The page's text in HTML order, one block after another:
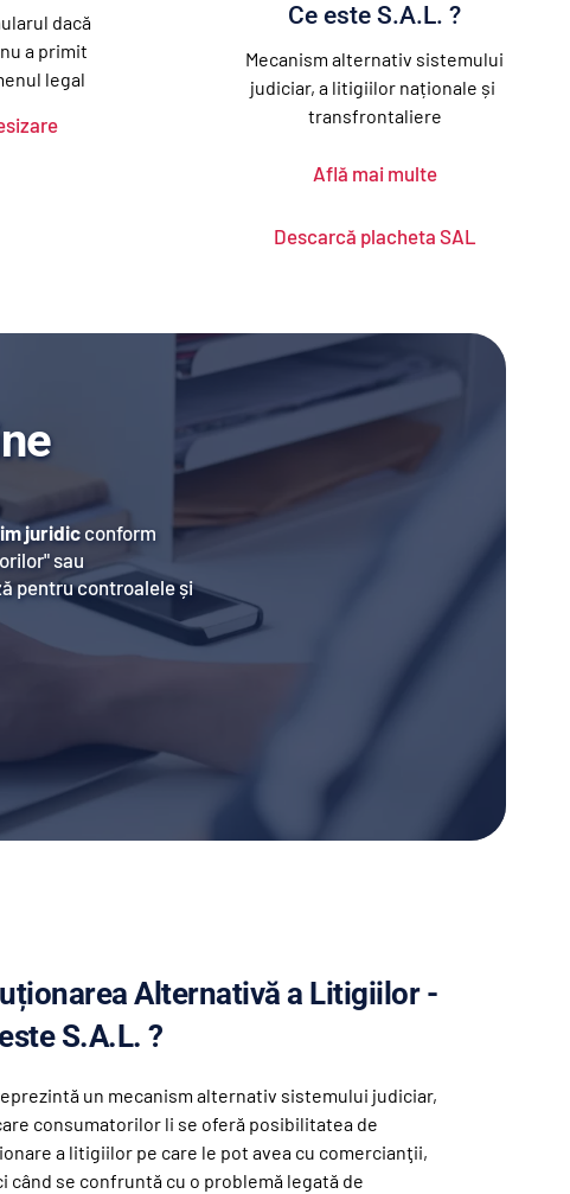
dacă
a primit
legal
Ce este S.A.L. ?
Mecanism alternativ sistemului
judiciar, a litigiilor naționale și
transfrontaliere
Află mai multe
Descarcă placheta SAL
juridic conform
sau
pentru controalele și
Alternativă a Litigiilor -
S.A.L. ?
un mecanism alternativ sistemului judiciar,
consumatorilor li se oferă posibilitatea de
a litigiilor pe care le pot avea cu comercianţii,
când se confruntă cu o problemă legată de